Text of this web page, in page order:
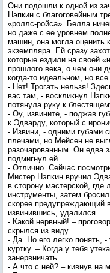
Они подошли к одной из
Нэпкин с благоговейным
«роллс-ройса». Белла
но даже с ее уровнем
машин, она могла оценить
экземпляра. Ей сразу
которые ездили на своей
прошлого века, о чем они
когда-то идеальном, но
- Нет! Трогать нельзя!
вас там, - воскликнул
потянула руку к
- Оу, извините, - поджав
к Эдварду, который с
- Извини, - одними губами
плечами, но Мейсен не
разочарованным. Он едва
подмигнул ей.
- Отлично. Сейчас
Мистер Нэпкин вручил
в сторону мастерской,
инструменты, затем
скорее предупреждающий
извинившись, удалился.
- Какой нервный! –
скрылся из виду.
- Да. Но его легко понять,
куртку. – Когда у тебя
занервничать.
- А что с ней? – кивнув на